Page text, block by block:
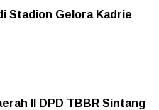
Stadion Gelora Kadrie
II DPD TBBR Sintang